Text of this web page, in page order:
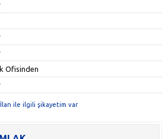
Ofisinden
İlan ile ilgili şikayetim var